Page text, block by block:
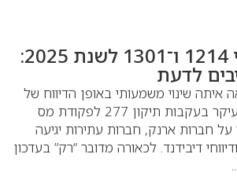
שינויים בטופסי 1214 ו־1301 לשנת 2025:
לדעת
מביאה איתה שינוי משמעותי באופן הדיווח של
חברות ובעלי מניות, בעיקר בעקבות תיקון 277 לפקודת מס
חברות ארנק, חברות עתירות יגיעה
דיבידנד. לכאורה מדובר “רק” בעדכון